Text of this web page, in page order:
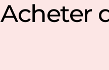
Acheter